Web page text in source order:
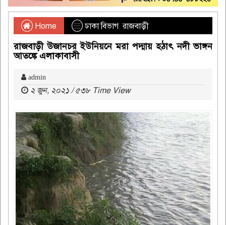
Home ঢাকা বিভাগ,রাজবাড়ী
রাজবাড়ী উজানচর ইউনিয়নে মরা পদ্মায় হঠাৎ নদী ভাঙ্গন
আতঙ্কে এলাকাবাসী
admin
২ জুন, ২০২১ / ৫৩৮ Time View